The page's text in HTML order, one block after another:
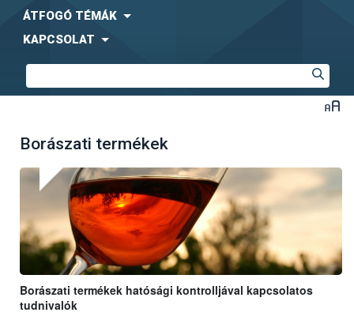
ÁTFOGÓ TÉMÁK
KAPCSOLAT
Borászati termékek
Borászati termékek hatósági kontrolljával kapcsolatos
tudnivalók